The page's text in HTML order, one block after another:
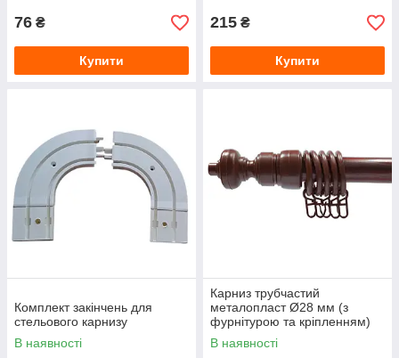
76 ₴
Купити
215 ₴
Купити
Комплект закінчень для
стельового карнизу
В наявності
Карниз трубчастий
металопласт Ø28 мм (з
фурнітурою та кріпленням)
Махагон 1.6 м
В наявності